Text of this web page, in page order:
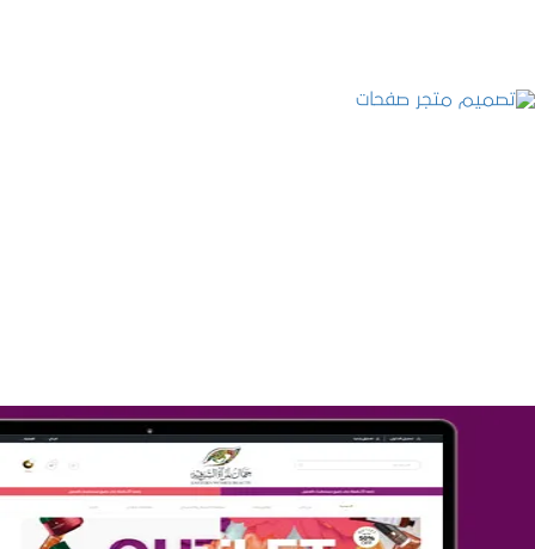
تصميم متجر جمال المرأة الشرقية